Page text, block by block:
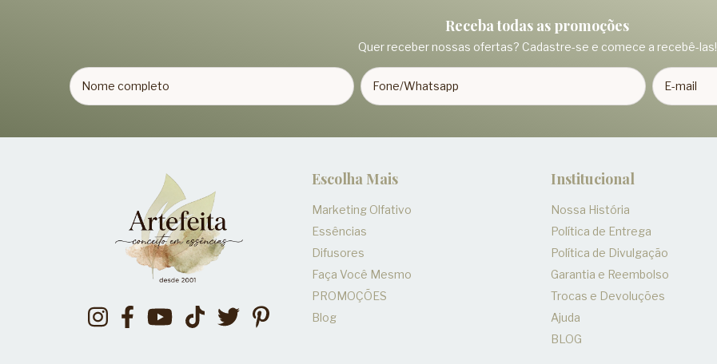
Receba todas as promoções
Quer receber nossas ofertas? Cadastre-se e comece a recebê-las!
Escolha Mais
Marketing Olfativo
Essências
Difusores
Faça Você Mesmo
PROMOÇÕES
Blog
Institucional
Nossa História
Política de Entrega
Política de Divulgação
Garantia e Reembolso
Trocas e Devoluções
Ajuda
BLOG